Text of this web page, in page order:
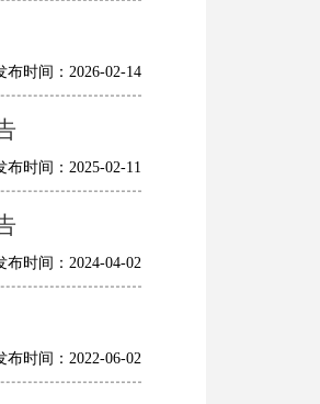
布时间：2026-02-14
布时间：2025-02-11
布时间：2024-04-02
布时间：2022-06-02